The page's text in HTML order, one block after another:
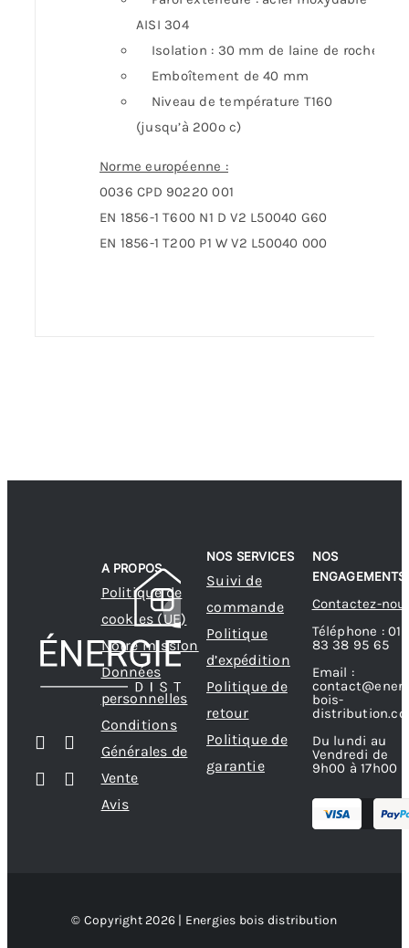
AISI 304
Isolation : 30 mm de laine de roche
Emboîtement de 40 mm
Niveau de température T160
(jusqu’à 200º c)
Norme européenne :
0036 CPD 90220 001
EN 1856-1 T600 N1 D V2 L50040 G60
EN 1856-1 T200 P1 W V2 L50040 000
A PROPOS
Politique de
cookies (UE)
Notre mission
Données
personnelles
Conditions
Générales de
Vente
Avis
NOS SERVICES
Suivi de
commande
Politique
d’expédition
Politique de
retour
Politique de
garantie
NOS
ENGAGEMENTS
Contactez-
Téléphone : 01
83 38 95 65
Email :
bois-
Du lundi au
Vendredi de
9h00 à 17h00
© Copyright 2026 | Energies bois distribution